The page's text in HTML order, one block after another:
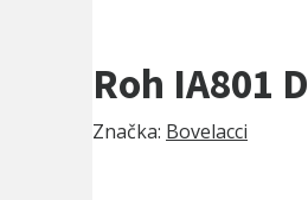
Roh IA801 D
Značka: Bovelacci